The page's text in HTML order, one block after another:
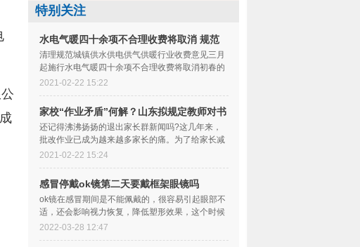
特别关注
水电气暖四十余项不合理收费将取消 规范
收费行为
清理规范城镇供水供电供气供暖行业收费意见三月
起施行水电气暖四十余项不合理收费将取消初春的
大地，乍暖还寒。每天的开销看似不大，但一样
2021-02-22 15:22
家校“作业矛盾”何解？山东拟规定教师对书
面作业全批全改
还记得沸沸扬扬的退出家长群新闻吗?这几年来，
批改作业已成为越来越多家长的痛。为了给家长减
负，多地陆续出台规定，明确要求教师亲自批改
2021-02-22 15:24
感冒停戴ok镜第二天要戴框架眼镜吗
​ok镜在感冒期间是不能佩戴的，很容易引起眼部不
适，还会影响视力恢复，降低塑形效果，这个时候
一般都需要停戴一个星期左右的时间，等感冒好
2022-03-28 12:47